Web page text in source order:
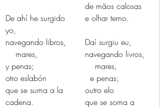
De ahí he surgido
yo,
navegando libros,
mares,
y penas;
otro eslabón
que se suma a la
cadena.
de mãos calosas
e olhar terno.
Daí surgiu eu,
navegando livros,
mares,
  e penas;
outro elo
que se soma a